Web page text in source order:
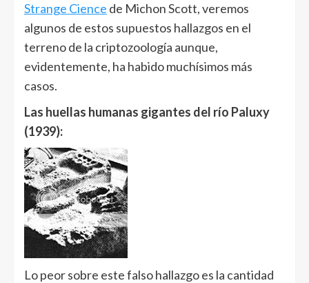
Strange Cience de Michon Scott, veremos
algunos de estos supuestos hallazgos en el
terreno de la criptozoología aunque,
evidentemente, ha habido muchísimos más
casos.
Las huellas humanas gigantes del río Paluxy
(1939):
Lo peor sobre este falso hallazgo es la cantidad